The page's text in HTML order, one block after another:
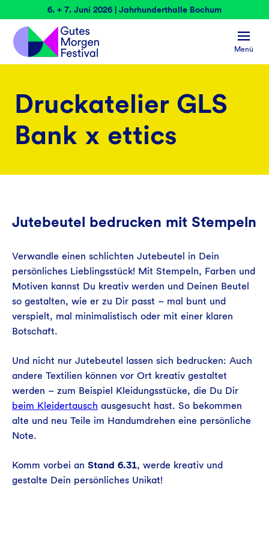
6. + 7. Juni 2026 | Jahrhunderthalle Bochum
Menü
Druckatelier GLS
Bank x ettics
Jutebeutel bedrucken mit Stempeln
Verwandle einen schlichten Jutebeutel in Dein
persönliches Lieblingsstück! Mit Stempeln, Farben und
Motiven kannst Du kreativ werden und Deinen Beutel
so gestalten, wie er zu Dir passt – mal bunt und
verspielt, mal minimalistisch oder mit einer klaren
Botschaft.
Und nicht nur Jutebeutel lassen sich bedrucken: Auch
andere Textilien können vor Ort kreativ gestaltet
werden – zum Beispiel Kleidungsstücke, die Du Dir
beim Kleidertausch ausgesucht hast. So bekommen
alte und neu Teile im Handumdrehen eine persönliche
Note.
Komm vorbei an Stand 6.31, werde kreativ und
gestalte Dein persönliches Unikat!